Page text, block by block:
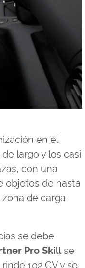
en el
largo y los casi
con una
objetos de hasta
de carga
se debe
Pro Skillse
102 CV y se